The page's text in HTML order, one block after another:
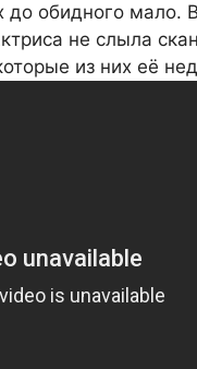
до обидного мало.
не слыла
из них её